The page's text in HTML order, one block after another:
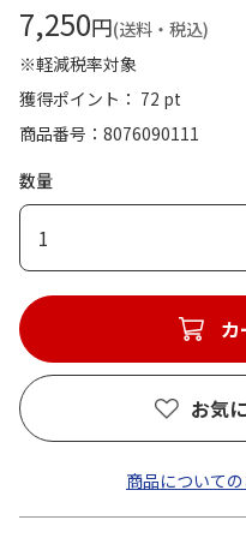
7,250円(送料・税込)
※軽減税率対象
獲得ポイント： 72 pt
商品番号
8076090111
数量
1
カ
お気
商品について